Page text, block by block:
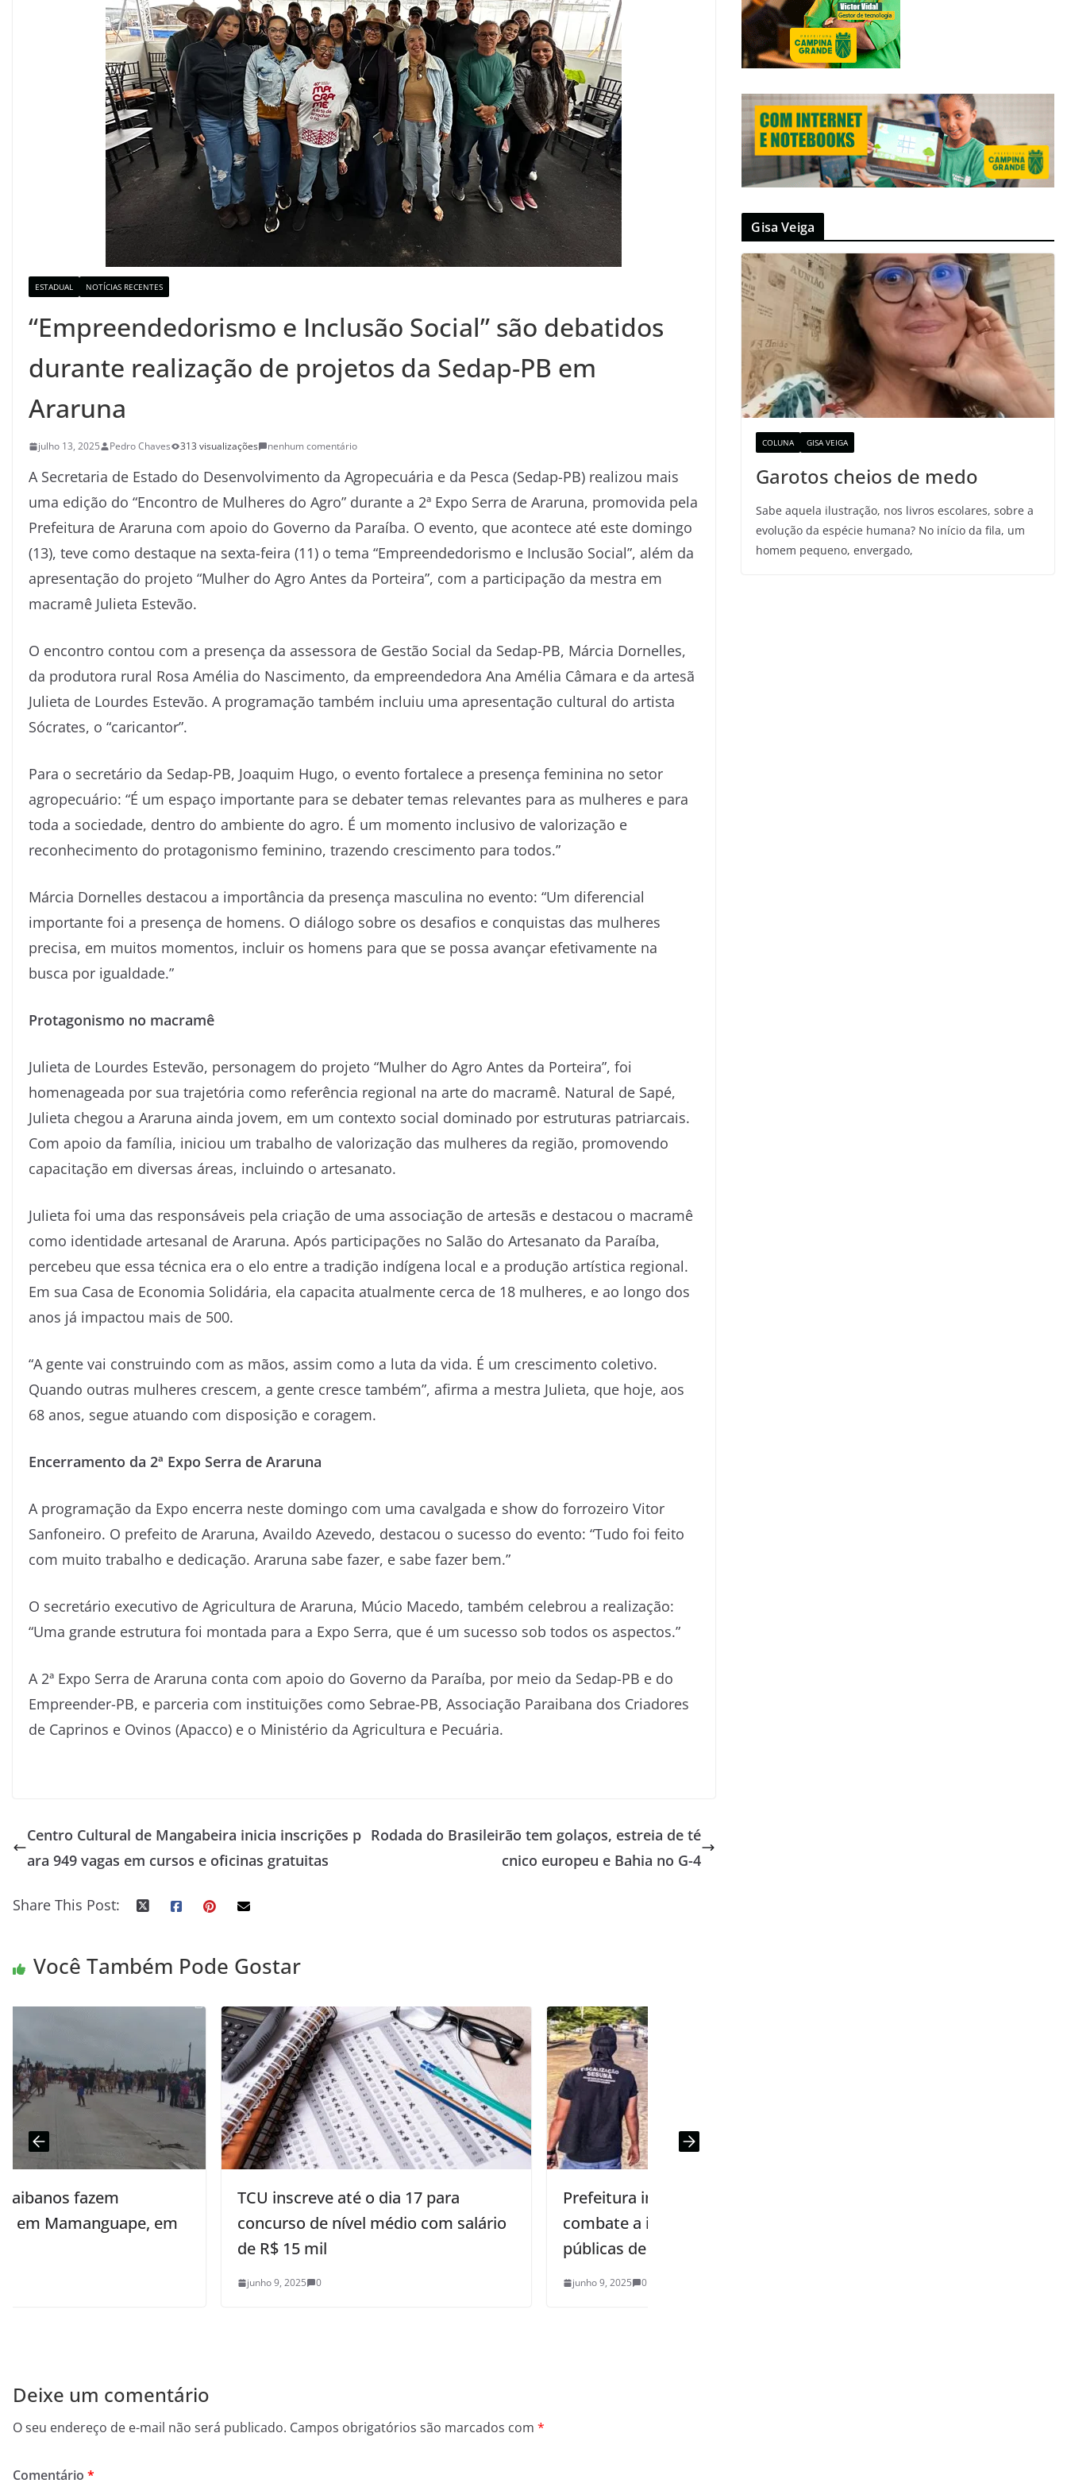
ESTADUAL NOTÍCIAS RECENTES
“Empreendedorismo e Inclusão Social” são debatidos
durante realização de projetos da Sedap-PB em
Araruna
julho 13, 2025 Pedro Chaves 313 visualizações nenhum comentário
A Secretaria de Estado do Desenvolvimento da Agropecuária e da Pesca (Sedap-PB) realizou mais
uma edição do “Encontro de Mulheres do Agro” durante a 2ª Expo Serra de Araruna, promovida pela
Prefeitura de Araruna com apoio do Governo da Paraíba. O evento, que acontece até este domingo
(13), teve como destaque na sexta-feira (11) o tema “Empreendedorismo e Inclusão Social”, além da
apresentação do projeto “Mulher do Agro Antes da Porteira”, com a participação da mestra em
macramê Julieta Estevão.
O encontro contou com a presença da assessora de Gestão Social da Sedap-PB, Márcia Dornelles,
da produtora rural Rosa Amélia do Nascimento, da empreendedora Ana Amélia Câmara e da artesã
Julieta de Lourdes Estevão. A programação também incluiu uma apresentação cultural do artista
Sócrates, o “caricantor”.
Para o secretário da Sedap-PB, Joaquim Hugo, o evento fortalece a presença feminina no setor
agropecuário: “É um espaço importante para se debater temas relevantes para as mulheres e para
toda a sociedade, dentro do ambiente do agro. É um momento inclusivo de valorização e
reconhecimento do protagonismo feminino, trazendo crescimento para todos.”
Márcia Dornelles destacou a importância da presença masculina no evento: “Um diferencial
importante foi a presença de homens. O diálogo sobre os desafios e conquistas das mulheres
precisa, em muitos momentos, incluir os homens para que se possa avançar efetivamente na
busca por igualdade.”
Protagonismo no macramê
Julieta de Lourdes Estevão, personagem do projeto “Mulher do Agro Antes da Porteira”, foi
homenageada por sua trajetória como referência regional na arte do macramê. Natural de Sapé,
Julieta chegou a Araruna ainda jovem, em um contexto social dominado por estruturas patriarcais.
Com apoio da família, iniciou um trabalho de valorização das mulheres da região, promovendo
capacitação em diversas áreas, incluindo o artesanato.
Julieta foi uma das responsáveis pela criação de uma associação de artesãs e destacou o macramê
como identidade artesanal de Araruna. Após participações no Salão do Artesanato da Paraíba,
percebeu que essa técnica era o elo entre a tradição indígena local e a produção artística regional.
Em sua Casa de Economia Solidária, ela capacita atualmente cerca de 18 mulheres, e ao longo dos
anos já impactou mais de 500.
“A gente vai construindo com as mãos, assim como a luta da vida. É um crescimento coletivo.
Quando outras mulheres crescem, a gente cresce também”, afirma a mestra Julieta, que hoje, aos
68 anos, segue atuando com disposição e coragem.
Encerramento da 2ª Expo Serra de Araruna
A programação da Expo encerra neste domingo com uma cavalgada e show do forrozeiro Vitor
Sanfoneiro. O prefeito de Araruna, Availdo Azevedo, destacou o sucesso do evento: “Tudo foi feito
com muito trabalho e dedicação. Araruna sabe fazer, e sabe fazer bem.”
O secretário executivo de Agricultura de Araruna, Múcio Macedo, também celebrou a realização:
“Uma grande estrutura foi montada para a Expo Serra, que é um sucesso sob todos os aspectos.”
A 2ª Expo Serra de Araruna conta com apoio do Governo da Paraíba, por meio da Sedap-PB e do
Empreender-PB, e parceria com instituições como Sebrae-PB, Associação Paraibana dos Criadores
de Caprinos e Ovinos (Apacco) e o Ministério da Agricultura e Pecuária.
Centro Cultural de Mangabeira inicia inscrições p
ara 949 vagas em cursos e oficinas gratuitas
Rodada do Brasileirão tem golaços, estreia de té
cnico europeu e Bahia no G-4
Share This Post:
Você Também Pode Gostar
TCU inscreve até o dia 17 para
concurso de nível médio com salário
Prefeitura intensifica ações de
combate a invasões em áreas
públicas de Campina Grande
Deixe um comentário
O seu endereço de e-mail não será publicado. Campos obrigatórios são marcados com *
Comentário *
Gisa Veiga
COLUNA GISA VEIGA
Garotos cheios de medo
Sabe aquela ilustração, nos livros escolares, sobre a
evolução da espécie humana? No início da fila, um
homem pequeno, envergado,